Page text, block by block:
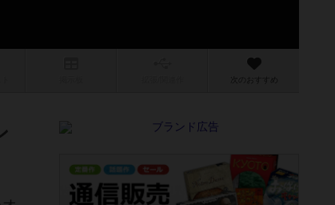
次のおすすめ